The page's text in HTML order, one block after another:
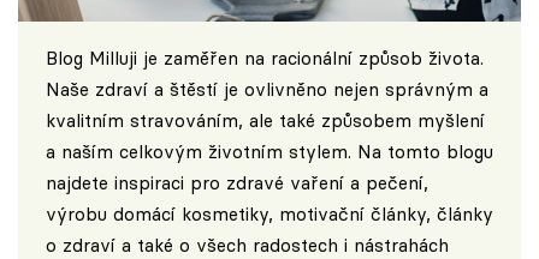
Blog Milluji je zaměřen na racionální způsob života.
Naše zdraví a štěstí je ovlivněno nejen správným a
kvalitním stravováním, ale také způsobem myšlení
a naším celkovým životním stylem. Na tomto blogu
najdete inspiraci pro zdravé vaření a pečení,
výrobu domácí kosmetiky, motivační články, články
o zdraví a také o všech radostech i nástrahách